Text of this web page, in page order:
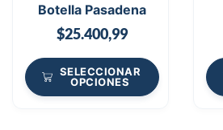
Botella Pasadena
$25.400,99
SELECCIONAR
OPCIONES